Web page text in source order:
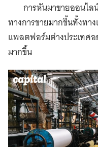
การหันมาขายออนไ
ทางการขายมากขึ้นทั้งทา
แพลตฟอร์มต่างประเทศอ
มากขึ้น